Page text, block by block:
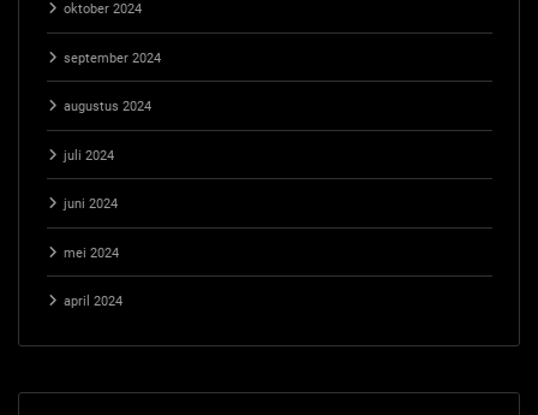
oktober 2024
september 2024
augustus 2024
juli 2024
juni 2024
mei 2024
april 2024